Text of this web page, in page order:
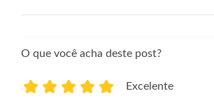
O que você acha deste post?
Excelente